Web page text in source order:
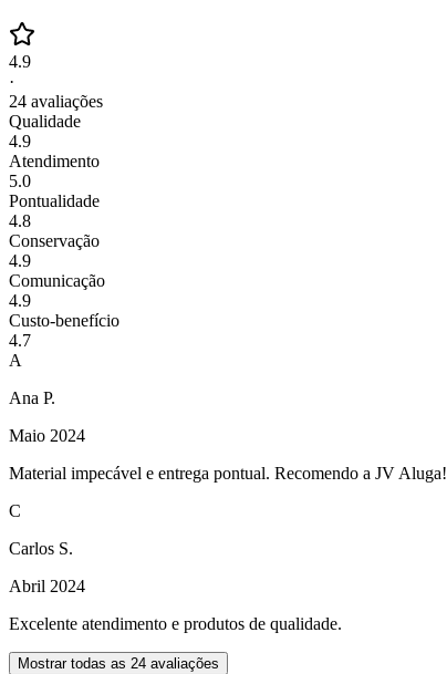
4.9
·
24 avaliações
Qualidade
4.9
Atendimento
5.0
Pontualidade
4.8
Conservação
4.9
Comunicação
4.9
Custo-benefício
4.7
A
Ana P.
Maio 2024
Material impecável e entrega pontual. Recomendo a JV Aluga!
C
Carlos S.
Abril 2024
Excelente atendimento e produtos de qualidade.
Mostrar todas as 24 avaliações